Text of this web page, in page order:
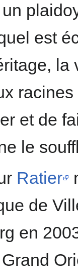
est
la
et de
le
Ratier
de
en